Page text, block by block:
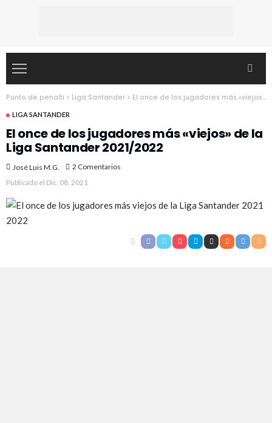
Punto de penalti > Liga Santander > El once de los jugadores más «viejos» de la Liga Santander 2021/2022
LIGA SANTANDER
El once de los jugadores más «viejos» de la
Liga Santander 2021/2022
José Luis M.G.
2 Comentarios
Publicado el Dic. 08, 2021